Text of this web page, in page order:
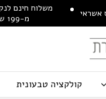
אשראי
משלוח חינם
מ-199 ש"ח
קולקציה טבעונית